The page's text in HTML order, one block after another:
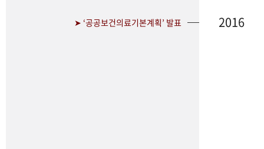
➤ ‘공공보건의료기본계획’ 발표 2016